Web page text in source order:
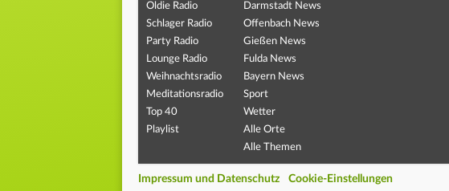
Oldie Radio
Schlager Radio
Party Radio
Lounge Radio
Weihnachtsradio
Meditationsradio
Top 40
Playlist
Darmstadt News
Offenbach News
Gießen News
Fulda News
Bayern News
Sport
Wetter
Alle Orte
Alle Themen
Impressum und Datenschutz Cookie-Einstellungen